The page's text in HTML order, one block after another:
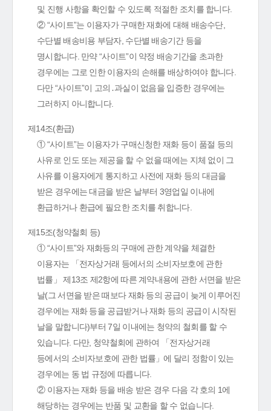
및 진행 사항을 확인할 수 있도록 적절한 조치를 합니다.
② “사이트”는 이용자가 구매한 재화에 대해 배송수단,
수단별 배송비용 부담자, 수단별 배송기간 등을
명시합니다. 만약 “사이트”이 약정 배송기간을 초과한
경우에는 그로 인한 이용자의 손해를 배상하여야 합니다.
다만 “사이트”이 고의․과실이 없음을 입증한 경우에는
그러하지 아니합니다.
제14조(환급)
① “사이트”는 이용자가 구매신청한 재화 등이 품절 등의
사유로 인도 또는 제공을 할 수 없을 때에는 지체 없이 그
사유를 이용자에게 통지하고 사전에 재화 등의 대금을
받은 경우에는 대금을 받은 날부터 3영업일 이내에
환급하거나 환급에 필요한 조치를 취합니다.
제15조(청약철회 등)
① “사이트”와 재화등의 구매에 관한 계약을 체결한
이용자는 「전자상거래 등에서의 소비자보호에 관한
법률」 제13조 제2항에 따른 계약내용에 관한 서면을 받은
날(그 서면을 받은 때보다 재화 등의 공급이 늦게 이루어진
경우에는 재화 등을 공급받거나 재화 등의 공급이 시작된
날을 말합니다)부터 7일 이내에는 청약의 철회를 할 수
있습니다. 다만, 청약철회에 관하여 「전자상거래
등에서의 소비자보호에 관한 법률」에 달리 정함이 있는
경우에는 동 법 규정에 따릅니다.
② 이용자는 재화 등을 배송 받은 경우 다음 각 호의 1에
해당하는 경우에는 반품 및 교환을 할 수 없습니다.